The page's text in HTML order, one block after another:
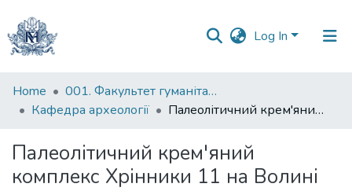
Log In
Communities
&
All of DSpace
Home
001. Факультет гуманітарних наук
Кафедра археології
Палеолітичний крем'яний комплекс Хрінники 11 на Волині
Палеолітичний крем'яний
комплекс Хрінники 11 на Волині